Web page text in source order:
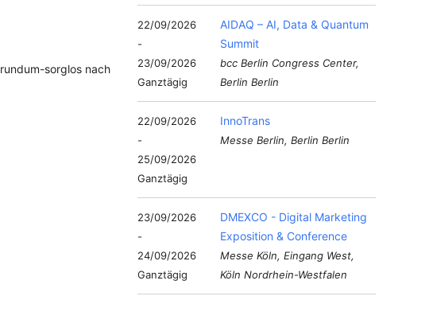
rundum-sorglos nach
22/09/2026
-
23/09/2026
Ganztägig
AIDAQ – AI, Data & Quantum
Summit
bcc Berlin Congress Center,
Berlin Berlin
22/09/2026
-
25/09/2026
Ganztägig
InnoTrans
Messe Berlin, Berlin Berlin
23/09/2026
-
24/09/2026
Ganztägig
DMEXCO - Digital Marketing
Exposition & Conference
Messe Köln, Eingang West,
Köln Nordrhein-Westfalen